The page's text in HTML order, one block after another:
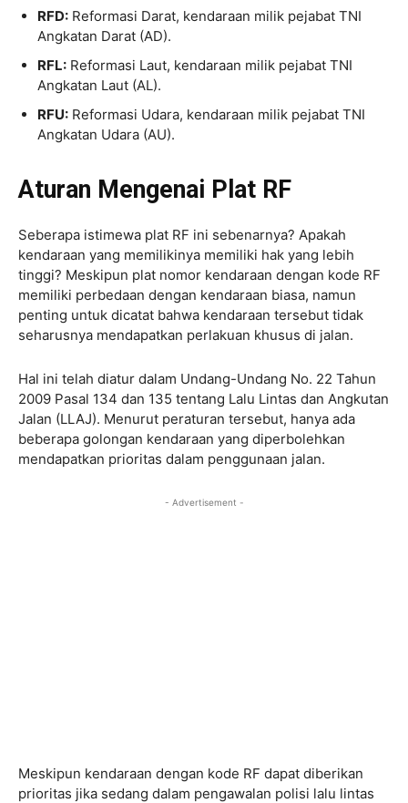
RFD: Reformasi Darat, kendaraan milik pejabat TNI
Angkatan Darat (AD).
RFL: Reformasi Laut, kendaraan milik pejabat TNI
Angkatan Laut (AL).
RFU: Reformasi Udara, kendaraan milik pejabat TNI
Angkatan Udara (AU).
Aturan Mengenai Plat RF
Seberapa istimewa plat RF ini sebenarnya? Apakah
kendaraan yang memilikinya memiliki hak yang lebih
tinggi? Meskipun plat nomor kendaraan dengan kode RF
memiliki perbedaan dengan kendaraan biasa, namun
penting untuk dicatat bahwa kendaraan tersebut tidak
seharusnya mendapatkan perlakuan khusus di jalan.
Hal ini telah diatur dalam Undang-Undang No. 22 Tahun
2009 Pasal 134 dan 135 tentang Lalu Lintas dan Angkutan
Jalan (LLAJ). Menurut peraturan tersebut, hanya ada
beberapa golongan kendaraan yang diperbolehkan
mendapatkan prioritas dalam penggunaan jalan.
- Advertisement -
Meskipun kendaraan dengan kode RF dapat diberikan
prioritas jika sedang dalam pengawalan polisi lalu lintas